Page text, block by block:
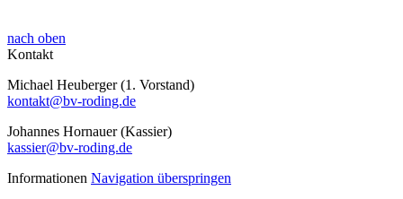
nach oben
Kontakt
Michael Heuberger (1. Vorstand)
kontakt@bv-roding.de
Johannes Hornauer (Kassier)
kassier@bv-roding.de
Informationen Navigation überspringen